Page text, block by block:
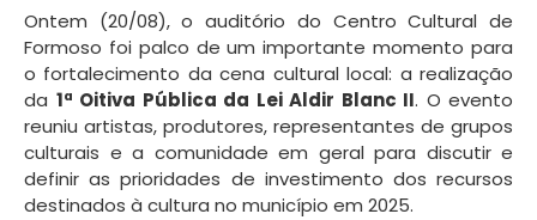
Ontem (20/08), o auditório do Centro Cultural de
Formoso foi palco de um importante momento para
o fortalecimento da cena cultural local: a realização
da 1ª Oitiva Pública da Lei Aldir Blanc II. O evento
reuniu artistas, produtores, representantes de grupos
culturais e a comunidade em geral para discutir e
definir as prioridades de investimento dos recursos
destinados à cultura no município em 2025.